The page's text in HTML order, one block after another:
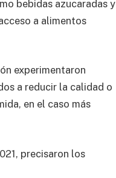
bebidas azucaradas y
a alimentos
experimentaron
a reducir la calidad o
en el caso más
precisaron los